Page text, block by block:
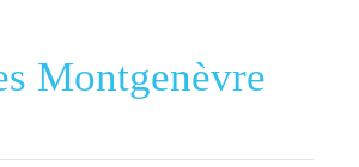
Montgenèvre